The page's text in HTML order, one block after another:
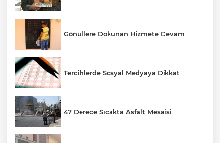
Gönüllere Dokunan Hizmete Devam
Tercihlerde Sosyal Medyaya Dikkat
47 Derece Sıcakta Asfalt Mesaisi